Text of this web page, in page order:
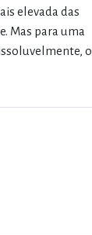
elevada das
Mas para uma
o